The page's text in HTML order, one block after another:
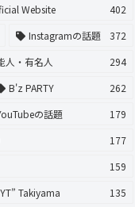
Website
402
Instagramの話題
372
人・有名人
294
B'z PARTY
262
の話題
179
177
159
Takiyama
135